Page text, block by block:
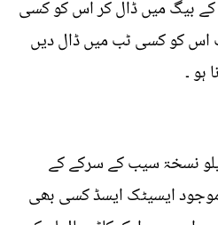
بیگ میں ڈال کر اس کو کسی
اس کو کسی ٹب میں ڈال دیں
ہو ۔
نسخۃ سیب کے سرکے کے
موجود ایسیٹک ایسڈ کسی بھی